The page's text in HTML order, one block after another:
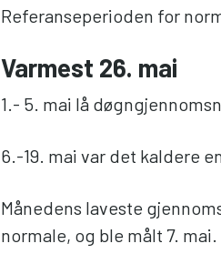
Referanseperioden for
Varmest 26. mai
1.- 5. mai lå
6.-19. mai var det kaldere
Månedens laveste
normale, og ble målt 7. mai.